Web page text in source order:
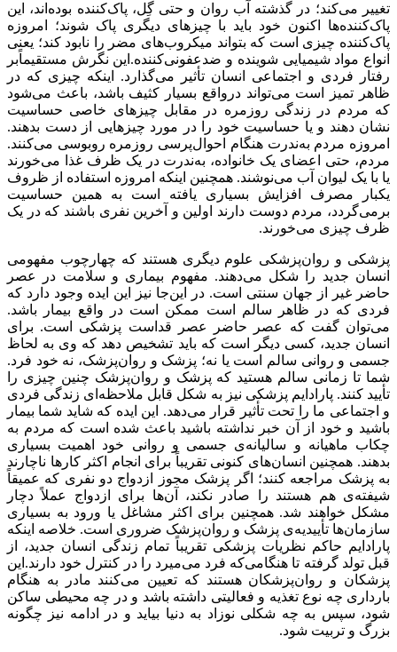
تغییر می‌کند؛ در گذشته آب روان و حتی گِل، پاک‌کننده بوده‌اند، این
پاک‌کننده‌ها اکنون خود باید با چیزهای دیگری پاک شوند؛ امروزه
پاک‌کننده چیزی است که بتواند میکروب‌های مضر را نابود کند؛ یعنی
انواع مواد شیمیایی شوینده و ضدعفونی‌کننده‌‌.این نگرش مستقیماًبر
رفتار فردی و اجتماعی انسان تأثیر می‌گذارد. اینکه چیزی که در
ظاهر تمیز است می‌تواند درواقع بسیار کثیف باشد، باعث می‌شود
که مردم در زندگی روزمره در مقابل چیزهای خاصی حساسیت
نشان دهند و یا حساسیت خود را در مورد چیزهایی از دست بدهند.
امروزه مردم به‌ندرت هنگام احوال‌پرسی روزمره روبوسی می‌کنند.
مردم، حتی اعضای یک خانواده، به‌ندرت در یک ظرف غذا می‌خورند
یا با یک لیوان آب می‌نوشند. همچنین اینکه امروزه استفاده از ظروف
یکبار مصرف افزایش بسیاری یافته است به همین حساسیت
برمی‌گردد، مردم دوست دارند اولین و آخرین نفری باشند که در یک
ظرف چیزی می‌خورند.
پزشکی و روان‌پزشکی علوم دیگری هستند که چهارچوب مفهومی
انسان جدید را شکل می‌دهند. مفهوم بیماری و سلامت در عصر
حاضر غیر از جهان سنتی است. در این‌جا نیز این ایده وجود دارد که
فردی که در ظاهر سالم است ممکن است در واقع بیمار باشد.
می‌توان گفت که عصر حاضر عصر قداست پزشکی است. برای
انسان جدید، کسی دیگر است که باید تشخیص دهد که وی به لحاظ
جسمی و روانی سالم است یا نه؛ پزشک و روان‌پزشک، نه خود فرد.
شما تا زمانی سالم هستید که پزشک و روان‌پزشک چنین چیزی را
تأیید کنند. پارادایم پزشکی نیز به شکل قابل ‌ملاحظه‌ای زندگی فردی
و اجتماعی ما را تحت تأثیر قرار می‌دهد. این ایده که شاید شما بیمار
باشید و خود از آن خبر نداشته باشید باعث شده است که مردم به
چکاب ماهیانه و سالیانه‌ی جسمی و روانی خود اهمیت بسیاری
بدهند. همچنین انسان‌های کنونی تقریباً برای انجام اکثر کارها ناچارند
به پزشک مراجعه کنند؛ اگر پزشک مجوز ازدواج دو نفری که عمیقاً
شیفته‌ی هم هستند را صادر نکند، آن‌ها برای ازدواج عملاً دچار
مشکل خواهند شد. همچنین برای اکثر مشاغل یا ورود به بسیاری
سازمان‌ها تأییدیه‌ی پزشک و روان‌پزشک ضروری است. خلاصه اینکه
پارادایم حاکم نظریات پزشکی تقریباً تمام زندگی انسان جدید، از
قبل تولد گرفته تا هنگامی‌که فرد می‌میرد را در کنترل خود دارند.این
پزشکان و روان‌پزشکان هستند که تعیین می‌کنند مادر به هنگام
بارداری چه نوع تغذیه و فعالیتی داشته باشد و در چه محیطی ساکن
شود، سپس به چه شکلی نوزاد به دنیا بیاید و در ادامه نیز چگونه
بزرگ و تربیت شود.